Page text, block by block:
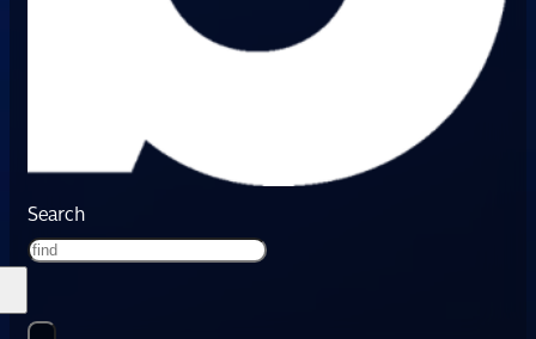
Search